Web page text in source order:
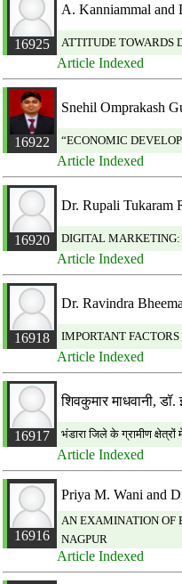
16925
A. Kanniammal and
ATTITUDE TOWARDS
Article Indexed
16922
Snehil Omprakash
“ECONOMIC
Article Indexed
16920
Dr. Rupali Tukaram
DIGITAL MARKETING:
Article Indexed
16918
Dr. Ravindra
IMPORTANT
Article Indexed
16917
शिवकुमार माधवानी,
भंडारा जिले के ग्रामीण
Article Indexed
16916
Priya M. Wani and
AN EXAMINATION OF
NAGPUR
Article Indexed